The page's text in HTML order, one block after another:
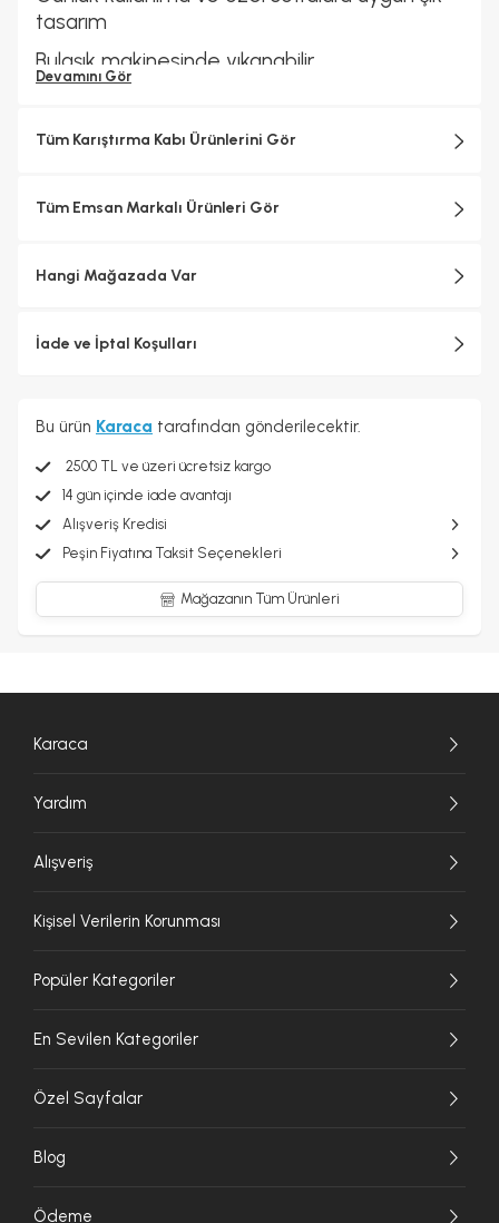
tasarım
Bulaşık makinesinde yıkanabilir
Devamını Gör
Tüm Karıştırma Kabı Ürünlerini Gör
Tüm Emsan Markalı Ürünleri Gör
Hangi Mağazada Var
İade ve İptal Koşulları
Bu ürün Karaca tarafından gönderilecektir.
2500 TL ve üzeri ücretsiz kargo
14 gün içinde iade avantajı
Alışveriş Kredisi
Peşin Fiyatına Taksit Seçenekleri
Mağazanın Tüm Ürünleri
Karaca
Yardım
Alışveriş
Kişisel Verilerin Korunması
Popüler Kategoriler
En Sevilen Kategoriler
Özel Sayfalar
Blog
Ödeme